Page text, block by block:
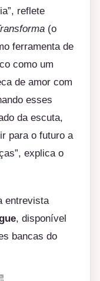
reflete
(o
ferramenta de
como um
de amor com
esses
da escuta,
para o futuro a
explica o
entrevista
, disponível
bancas do